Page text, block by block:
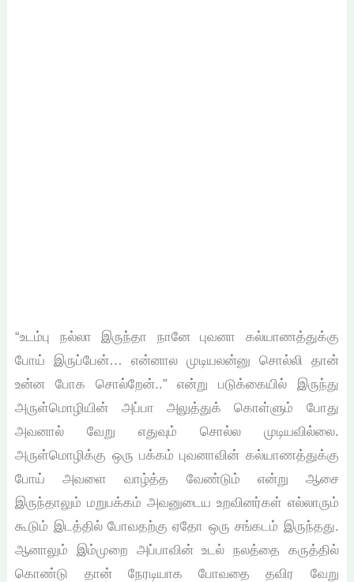
“உடம்பு நல்லா இருந்தா நானே புவனா கல்யாணத்துக்கு
போய் இருப்பேன்… என்னால முடியலன்னு சொல்லி தான்
உன்ன போக சொல்றேன்..” என்று படுக்கையில் இருந்து
அருள்மொழியின் அப்பா அலுத்துக் கொள்ளும் போது
அவனால் வேறு எதுவும் சொல்ல முடியவில்லை.
அருள்மொழிக்கு ஒரு பக்கம் புவனாவின் கல்யாணத்துக்கு
போய் அவளை வாழ்த்த வேண்டும் என்று ஆசை
இருந்தாலும் மறுபக்கம் அவனுடைய உறவினர்கள் எல்லாரும்
கூடும் இடத்தில் போவதற்கு ஏதோ ஒரு சங்கடம் இருந்தது.
ஆனாலும் இம்முறை அப்பாவின் உடல் நலத்தை கருத்தில்
கொண்டு தான் நேரடியாக போவதை தவிர வேறு